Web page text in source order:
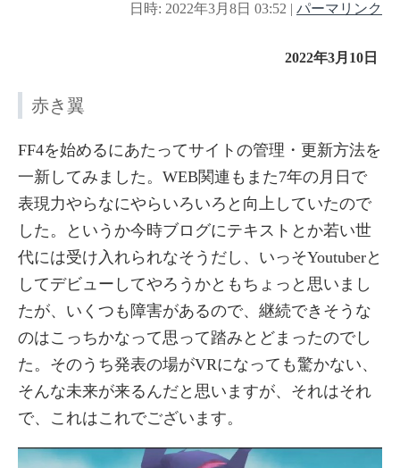
日時: 2022年3月8日 03:52 | パーマリンク
2022年3月10日
赤き翼
FF4を始めるにあたってサイトの管理・更新方法を
一新してみました。WEB関連もまた7年の月日で
表現力やらなにやらいろいろと向上していたので
した。というか今時ブログにテキストとか若い世
代には受け入れられなそうだし、いっそYoutuberと
してデビューしてやろうかともちょっと思いまし
たが、いくつも障害があるので、継続できそうな
のはこっちかなって思って踏みとどまったのでし
た。そのうち発表の場がVRになっても驚かない、
そんな未来が来るんだと思いますが、それはそれ
で、これはこれでございます。